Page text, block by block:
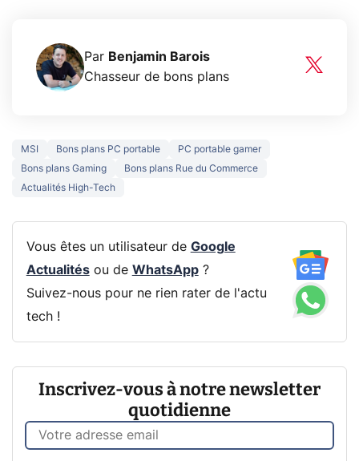
Par Benjamin Barois
Chasseur de bons plans
MSI Bons plans PC portable
PC portable gamer
Bons plans Gaming
Bons plans Rue du Commerce
Actualités High-Tech
Vous êtes un utilisateur de Google
Actualitésou de WhatsApp?
Suivez-nous pour ne rien rater de l'actu
tech !
Inscrivez-vous à notre newsletter
quotidienne